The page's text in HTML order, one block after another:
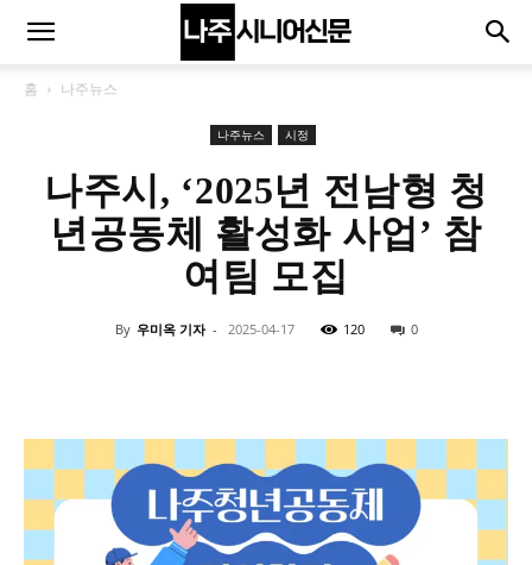
홈 나주뉴스
나주뉴스 시정
나주시, ‘2025년 전남형 청
년공동체 활성화 사업’ 참
여팀 모집
By 우미옥 기자 - 2025-04-17 120 0